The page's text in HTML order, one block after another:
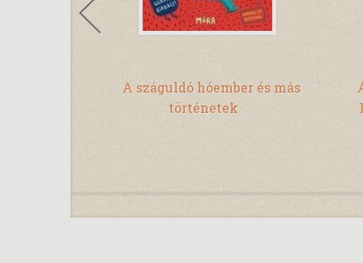
A száguldó hóember és más
történetek